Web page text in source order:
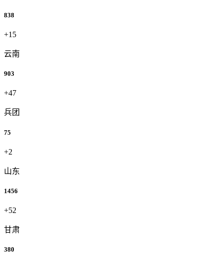
838
+15
云南
903
+47
兵团
75
+2
山东
1456
+52
甘肃
380